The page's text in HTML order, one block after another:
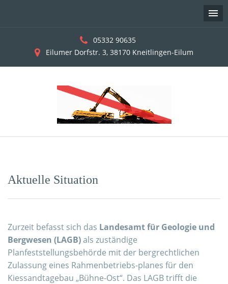
05332 90635
Eilumer Dorfstr. 3, 38170 Kneitlingen-Eilum
content
Aktuelle Situation
Zurzeit befasst sich das Landesamt für Geologie und
Bergwesen (LAGB)als zuständige
Planfeststellungsbehörde mit der bergrechtlichen
Zulassung eines Rahmenbetriebs-planes für den
Kiessandtagebau „Bühne-Ost“. Das LAGB trifft die